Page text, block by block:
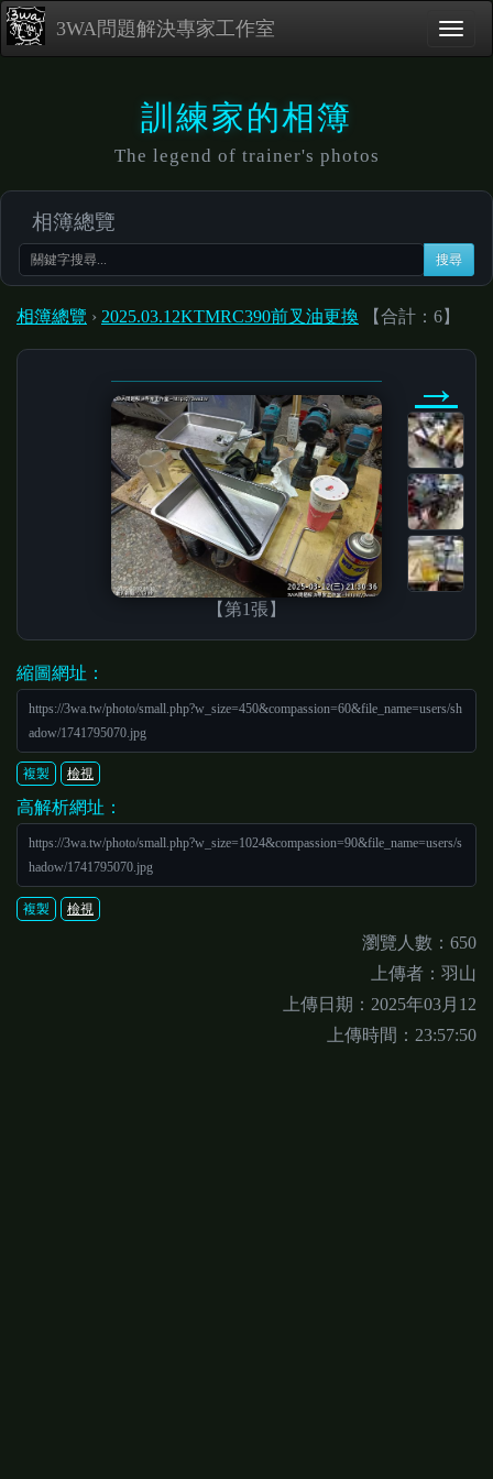
3WA問題解決專家工作室
訓練家的相簿
The legend of trainer's photos
相簿總覽
搜尋
相簿總覽 › 2025.03.12KTMRC390前叉油更換 【合計：6】
【第1張】
→
縮圖網址：
https://3wa.tw/photo/small.php?w_size=450&compassion=60&file_name=users/sh
adow/1741795070.jpg
複製 檢視
高解析網址：
https://3wa.tw/photo/small.php?w_size=1024&compassion=90&file_name=users/s
hadow/1741795070.jpg
複製 檢視
瀏覽人數：650
上傳者：羽山
上傳日期：2025年03月12
上傳時間：23:57:50